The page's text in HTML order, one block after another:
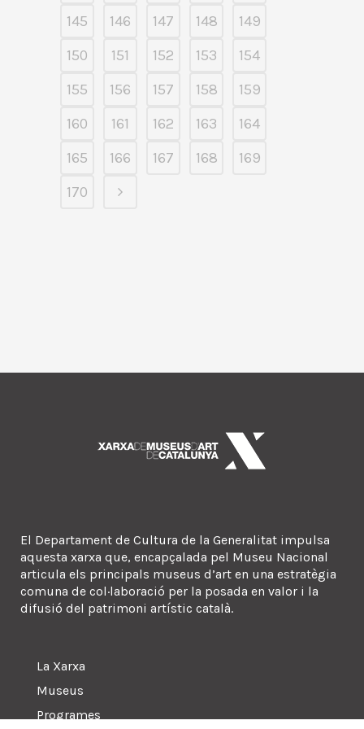
145 146 147 148
149
150
151 152 153
154
155
156 157 158
159
160
161 162 163
164
165
166 167 168
169
170
El Departament de Cultura de la Generalitat impulsa
aquesta xarxa que, encapçalada pel Museu Nacional
articula els principals museus d’art en una estratègia
comuna de col·laboració per la posada en valor i la
difusió del patrimoni artístic català.
La Xarxa
Museus
Programes